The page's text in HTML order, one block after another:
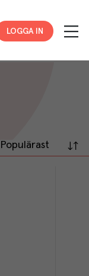
LOGGA IN
Populärast